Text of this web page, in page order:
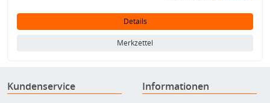
Details
Merkzettel
Kundenservice Informationen